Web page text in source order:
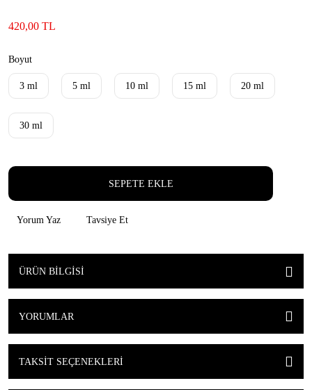
420,00 TL
Boyut
3 ml 5 ml 10 ml 15 ml 20 ml
30 ml
SEPETE EKLE
Yorum Yaz Tavsiye Et
ÜRÜN BILGISI
YORUMLAR
TAKSIT SEÇENEKLERI